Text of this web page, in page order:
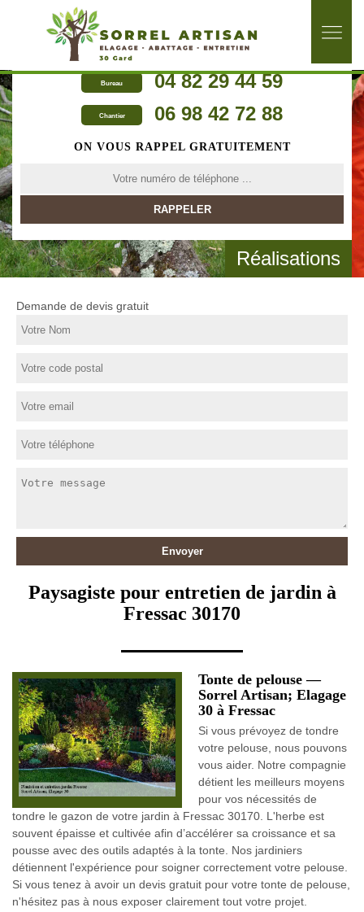
Bureau 04 82 29 44 59
Chantier 06 98 42 72 88
ON VOUS RAPPEL GRATUITEMENT
Réalisations
Demande de devis gratuit
Paysagiste pour entretien de jardin à
Fressac 30170
Tonte de pelouse —
Sorrel Artisan; Elagage
30 à Fressac
Si vous prévoyez de tondre
votre pelouse, nous pouvons
vous aider. Notre compagnie
détient les meilleurs moyens
pour vos nécessités de
tondre le gazon de votre jardin à Fressac 30170. L'herbe est
souvent épaisse et cultivée afin d’accélérer sa croissance et sa
pousse avec des outils adaptés à la tonte. Nos jardiniers
détiennent l'expérience pour soigner correctement votre pelouse.
Si vous tenez à avoir un devis gratuit pour votre tonte de pelouse,
n'hésitez pas à nous exposer clairement tout votre projet.